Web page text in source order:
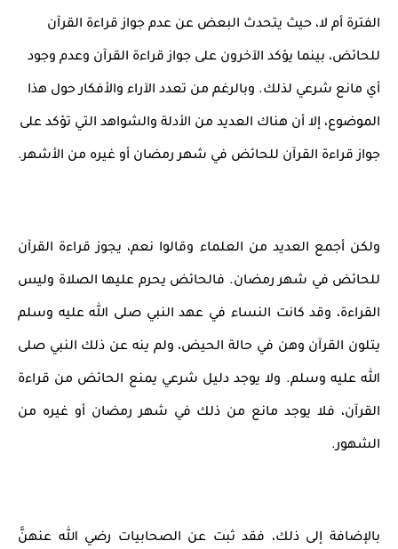
الفترة أم لا، حيث يتحدث البعض عن عدم جواز قراءة القرآن
للحائض، بينما يؤكد الآخرون على جواز قراءة القرآن وعدم وجود
أي مانع شرعي لذلك. وبالرغم من تعدد الآراء والأفكار حول هذا
الموضوع، إلا أن هناك العديد من الأدلة والشواهد التي تؤكد على
جواز قراءة القرآن للحائض في شهر رمضان أو غيره من الأشهر.
ولكن أجمع العديد من العلماء وقالوا نعم، يجوز قراءة القرآن
للحائض في شهر رمضان. فالحائض يحرم عليها الصلاة وليس
القراءة، وقد كانت النساء في عهد النبي صلى الله عليه وسلم
يتلون القرآن وهن في حالة الحيض، ولم ينه عن ذلك النبي صلى
الله عليه وسلم. ولا يوجد دليل شرعي يمنع الحائض من قراءة
القرآن، فلا يوجد مانع من ذلك في شهر رمضان أو غيره من
الشهور.
بالإضافة إلى ذلك، فقد ثبت عن الصحابيات رضي الله عنهنَّ